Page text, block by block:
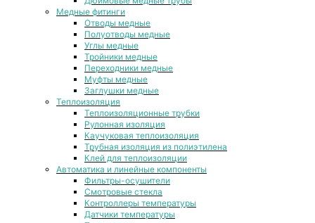
Медные фитинги
Отводы медные
Полуотводы медные
Углы медные
Тройники медные
Переходники медные
Муфты медные
Заглушки медные
Теплоизоляция
Теплоизоляционные трубки
Рулонная изоляция
Каучуковая теплоизоляция
Трубная изоляция из полиэтилена
Клей для теплоизоляции
Автоматика и линейные компоненты
Фильтры-осушители
Смотровые стекла
Контроллеры температуры
Датчики температуры